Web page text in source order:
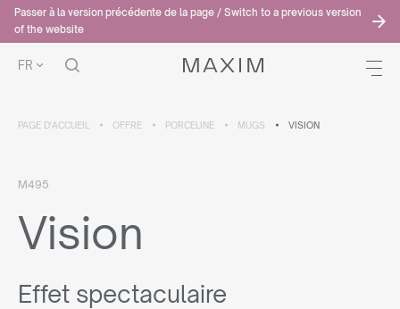
Passer à la version précédente de la page / Switch to a previous version
of the website
FR
PAGE D'ACCUEIL OFFRE PORCELINE MUGS VISION
M495
Vision
Effet spectaculaire